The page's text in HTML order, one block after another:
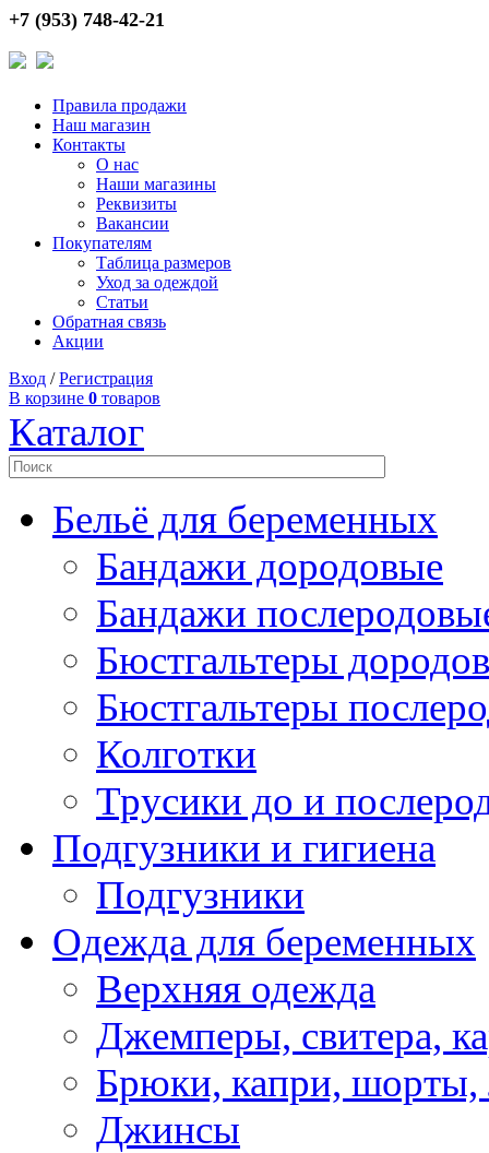
+7 (953) 748-42-21
Правила продажи
Наш магазин
Контакты
О нас
Наши магазины
Реквизиты
Вакансии
Покупателям
Таблица размеров
Уход за одеждой
Статьи
Обратная связь
Акции
Вход /Регистрация
В корзине 0 товаров
Каталог
Бельё для беременных
Бандажи дородовые
Бандажи
Бюстгальтеры
Бюстгальтеры
Колготки
Трусики до и
Подгузники и гигиена
Подгузники
Одежда для беременных
Верхняя одежда
Джемперы, свитера,
Брюки, капри, шорты,
Джинсы